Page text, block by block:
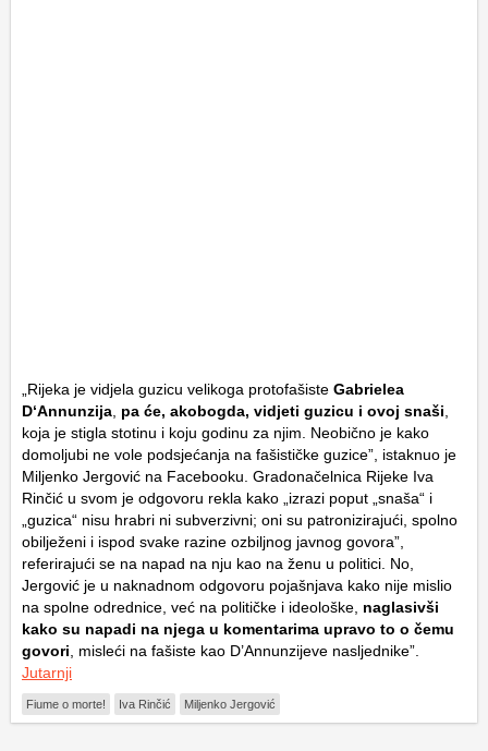
„Rijeka je vidjela guzicu velikoga protofašiste Gabrielea
D‘Annunzija pa će, akobogda, vidjeti guzicu i ovoj snaši
koja je stigla stotinu i koju godinu za njim. Neobično je kako
domoljubi ne vole podsjećanja na fašističke guzice”, istaknuo je
Miljenko Jergović na Facebooku. Gradonačelnica Rijeke Iva
Rinčić u svom je odgovoru rekla kako „izrazi poput „snaša“ i
„guzica“ nisu hrabri ni subverzivni; oni su patronizirajući, spolno
obilježeni i ispod svake razine ozbiljnog javnog govora”,
referirajući se na napad na nju kao na ženu u politici. No,
Jergović je u naknadnom odgovoru pojašnjava kako nije mislio
na spolne odrednice, već na političke i ideološke, naglasivši
kako su napadi na njega u komentarima upravo to o čemu
govori , misleći na fašiste kao D’Annunzijeve nasljednike”.
Jutarnji
Fiume o morte! Iva Rinčić Miljenko Jergović